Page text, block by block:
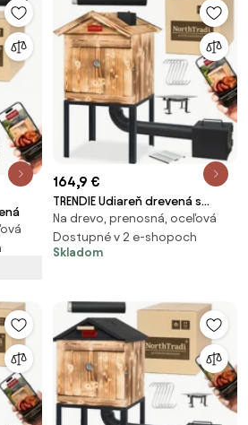
164,9 €
TRENDIE Udiareň drevená s
kovovým komínom
Na drevo, prenosná, oceľová
Dostupné v 2 e-shopoch
Skladom